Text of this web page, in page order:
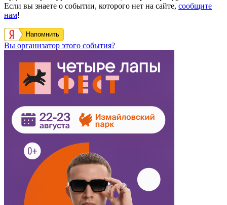
Если вы знаете о событии, которого нет на сайте, сообщите
нам!
Напомнить
Вы организатор этого события?